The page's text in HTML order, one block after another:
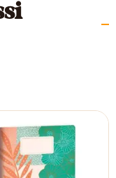
prix
initial
était :
7,00 €.
prix
actuel
est :
5,90 €.